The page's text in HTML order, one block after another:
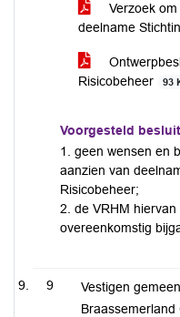
Verzoek
deelname
Risicobeheer
93
Voorgesteld besluit
1. geen wensen en
aanzien van
Risicobeheer;
2. de VRHM
overeenkomstig
9
Vestigen